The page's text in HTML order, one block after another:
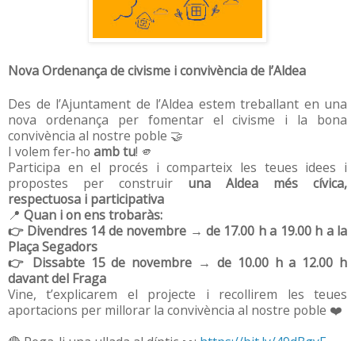
Nova Ordenança de civisme i convivència de l’Aldea
Des de l’Ajuntament de l’Aldea estem treballant en una
nova ordenança per fomentar el civisme i la bona
convivència al nostre poble 🤝
I volem fer-ho amb tu! 🫵
Participa en el procés i comparteix les teues idees i
propostes per construir una Aldea més cívica,
respectuosa i participativa
📍 Quan i on ens trobaràs:
👉 Divendres 14 de novembre → de 17.00 h a 19.00 h a la
Plaça Segadors
👉 Dissabte 15 de novembre → de 10.00 h a 12.00 h
davant del Fraga
Vine, t’explicarem el projecte i recollirem les teues
aportacions per millorar la convivència al nostre poble ❤️